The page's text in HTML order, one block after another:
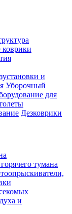
и
Уборочный
для
Дезковрики
тумана